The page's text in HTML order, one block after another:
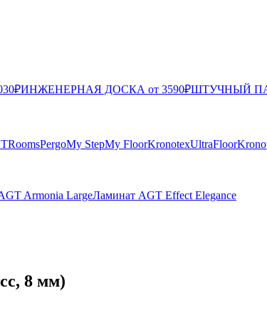
ИНЖЕНЕРНАЯ ДОСКА от 3590₽ШТУЧНЫЙ
RoomsPergoMy StepMy FloorKronotexUltraFloor
Armonia LargeЛаминат AGT Effect Elegance
8 мм)